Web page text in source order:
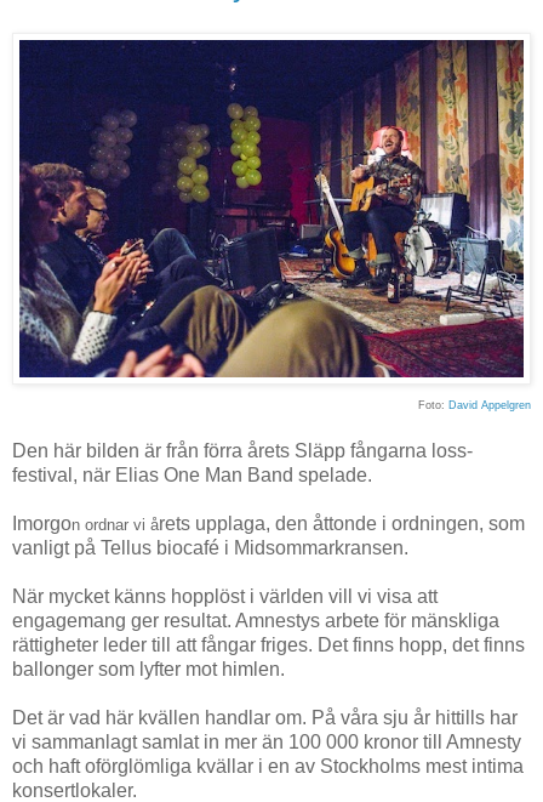
Foto: David Appelgren
Den här bilden är från förra årets Släpp fångarna loss-
festival, när Elias One Man Band spelade.
Imorgon ordnar vi årets upplaga, den åttonde i ordningen, som
vanligt på Tellus biocafé i Midsommarkransen.
När mycket känns hopplöst i världen vill vi visa att
engagemang ger resultat. Amnestys arbete för mänskliga
rättigheter leder till att fångar friges. Det finns hopp, det finns
ballonger som lyfter mot himlen.
Det är vad här kvällen handlar om. På våra sju år hittills har
vi sammanlagt samlat in mer än 100 000 kronor till Amnesty
och haft oförglömliga kvällar i en av Stockholms mest intima
konsertlokaler.